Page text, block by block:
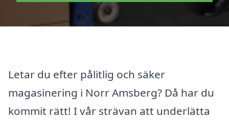
Letar du efter pålitlig och säker
magasinering i Norr Amsberg? Då har du
kommit rätt! I vår strävan att underlätta